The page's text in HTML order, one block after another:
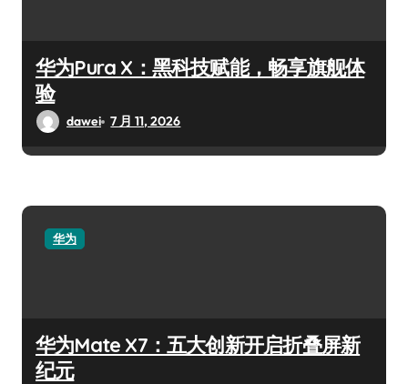
华为Pura X：黑科技赋能，畅享旗舰体
验
dawei 7 月 11, 2026
华为
华为Mate X7：五大创新开启折叠屏新
纪元